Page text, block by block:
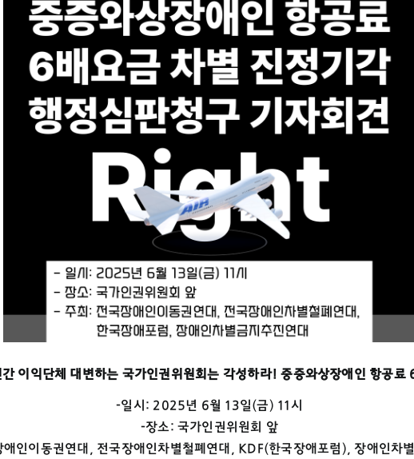
이익단체 대변하는 국가인권위원회는 각성하라!중증와상장애인 항공료
-일시: 2025년 6월 13일(금) 11시
-장소: 국가인권위원회 앞
인이동권연대, 전국장애인차별철폐연대, KDF(한국장애포럼), 장애인차